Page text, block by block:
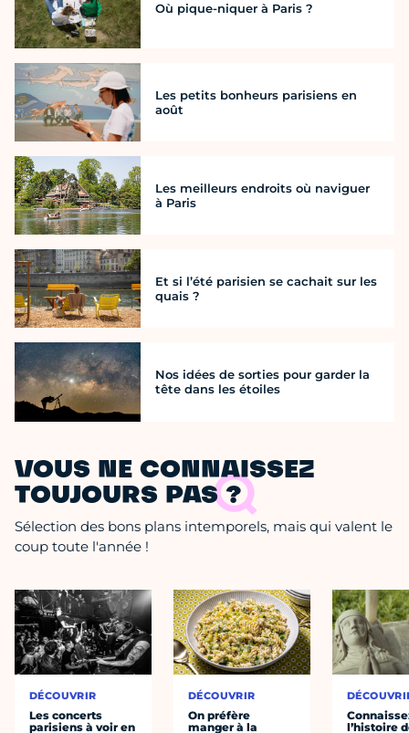
Où pique-niquer à Paris ?
Les petits bonheurs parisiens en
août
Les meilleurs endroits où naviguer
à Paris
Et si l’été parisien se cachait sur les
quais ?
Nos idées de sorties pour garder la
tête dans les étoiles
VOUS NE CONNAISSEZ
TOUJOURS PAS ?
Sélection des bons plans intemporels, mais qui valent le
coup toute l'année !
DÉCOUVRIR
Les concerts
parisiens à voir en
DÉCOUVRIR
On préfère
manger à la
l’histoire